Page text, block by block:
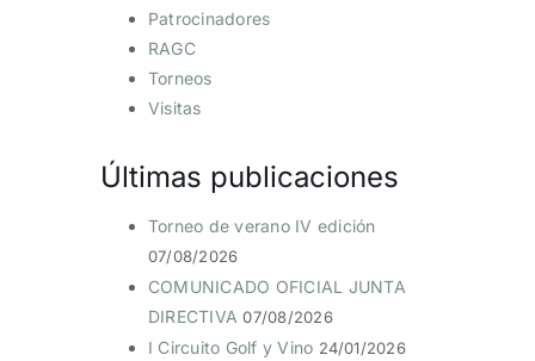
Patrocinadores
RAGC
Torneos
Visitas
Últimas publicaciones
Torneo de verano IV edición
07/08/2026
COMUNICADO OFICIAL JUNTA
DIRECTIVA 07/08/2026
I Circuito Golf y Vino 24/01/2026